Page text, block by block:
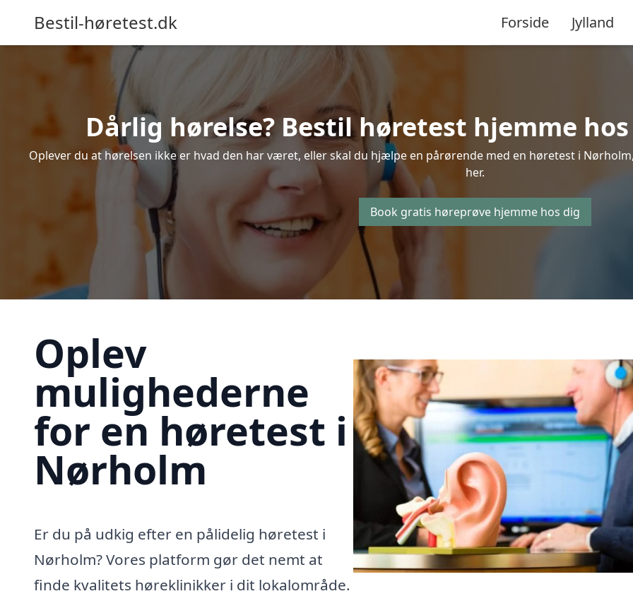
Bestil-høretest.dk Forside Jylland
Dårlig hørelse? Bestil høretest hjemme
Oplever du at hørelsen ikke er hvad den har været, eller skal du hjælpe en pårørende med en høretest i
her.
Book gratis høreprøve hjemme hos dig
Oplev
mulighederne
for en høretest i
Nørholm
Er du på udkig efter en pålidelig høretest i
Nørholm? Vores platform gør det nemt at
finde kvalitets høreklinikker i dit lokalområde.